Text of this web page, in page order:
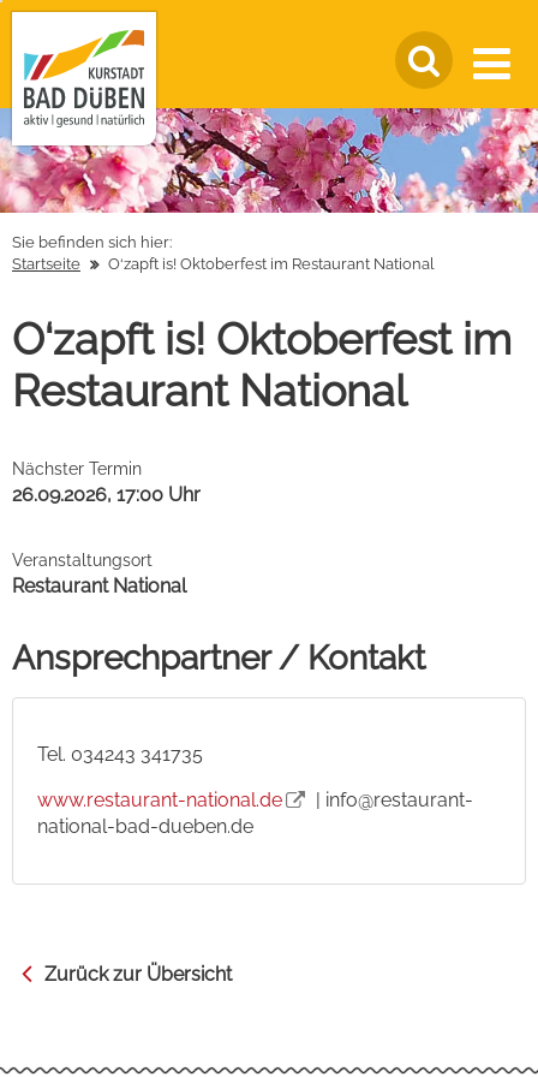
Sie befinden sich hier:
Startseite
O‘zapft is! Oktoberfest im Restaurant National
O‘zapft is! Oktoberfest im
Restaurant National
Nächster Termin
26.09.2026, 17:00 Uhr
Veranstaltungsort
Restaurant National
Ansprechpartner / Kontakt
Tel. 034243 341735
www.restaurant-national.de
| info@restaurant-
national-bad-dueben.de
Zurück zur Übersicht